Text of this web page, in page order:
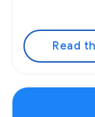
Read